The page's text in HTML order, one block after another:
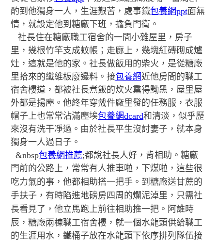
酌到他獨身一人，生涯艱苦，處事鐵包養網ppt面無
情，就設定他到糖廠下班，擔負門衛。
社長住在糖廠職工宿舍的一間小雜屋里，房子
里，幾根竹竿支成蚊帳；走廊上，幾塊紅磚砌成爐
灶，這就是他的家。社長做飯用的柴火，是從糖廠
里拾來的纖維板廢邊料。接包養網近他房間的職工
宿舍樓道，都被社長煮飯的炊火熏得黝黑，屋里屋
外都是揚塵。他終年穿戴件廠里發的任務服，衣服
帽子上也常常沾滿塵埃包養網dcard和清淡，似乎歷
來沒有洗干凈過。由於社長平生沒討妻子，就本身
獨身一人過日子。
&nbsp包養網推薦;都說社長人好，肯相助。糖廠
門前的公路上，常常有人推車啦，下煤啦，這些很
吃力氣的事，他都相助搭一把手。 到糖廠送甘蔗的
手扶子，有時陷進地磅房四周的爛泥淖里，只需社
長看見了，他立馬跑上前往相助推一把。 阿誰時
辰，糖廠兩棟職工宿舍樓，就一個水龍頭供給職工
的生涯用水，鐵桶子放在水龍頭下依序排列隊伍接